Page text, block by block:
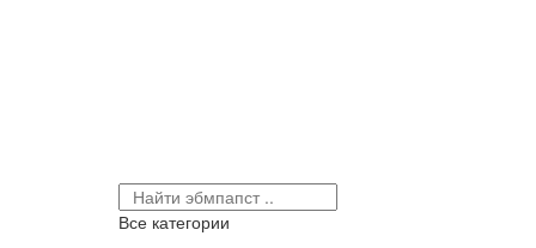
Все категории